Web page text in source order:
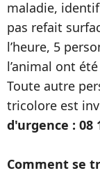
maladie,
pas refait
l’heure, 5
l’animal ont
Toute autre
tricolore est
d'urgence : 08
Comment se